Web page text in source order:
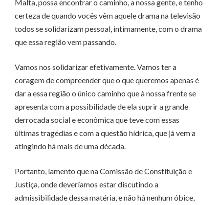
Malta, possa encontrar o caminho, a nossa gente, e tenho
certeza de quando vocês vêm aquele drama na televisão
todos se solidarizam pessoal, intimamente, com o drama
que essa região vem passando.
Vamos nos solidarizar efetivamente. Vamos ter a
coragem de compreender que o que queremos apenas é
dar a essa região o único caminho que à nossa frente se
apresenta com a possibilidade de ela suprir a grande
derrocada social e econômica que teve com essas
últimas tragédias e com a questão hídrica, que já vem a
atingindo há mais de uma década.
Portanto, lamento que na Comissão de Constituição e
Justiça, onde deveríamos estar discutindo a
admissibilidade dessa matéria, e não há nenhum óbice,